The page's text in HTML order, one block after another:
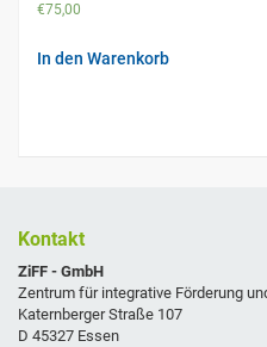
€75,00
In den Warenkorb
Kontakt
ZiFF - GmbH
Zentrum für integrative Förderung
Katernberger Straße 107
D 45327 Essen